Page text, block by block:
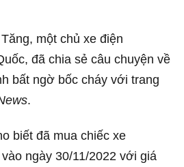
một chủ xe điện
đã chia sẻ câu chuyện về
bất ngờ bốc cháy với trang
.
biết đã mua chiếc xe
ngày 30/11/2022 với giá